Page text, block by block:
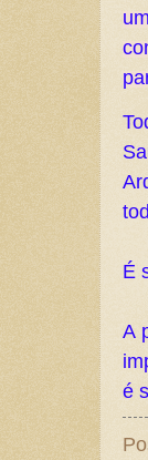
É
A
é